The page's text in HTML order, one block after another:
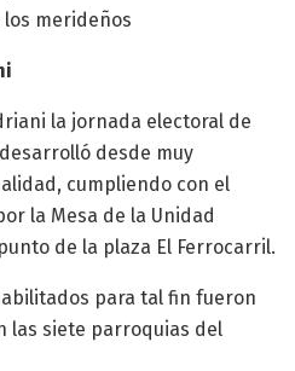
merideños
la jornada electoral de
desde muy
cumpliendo con el
la Mesa de la Unidad
de la plaza El Ferrocarril.
para tal fin fueron
las siete parroquias del